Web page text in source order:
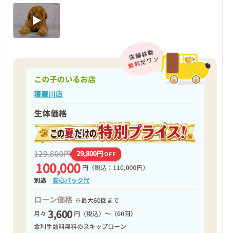
この子のいるお店
寝屋川店
生体価格
129,800円 29,800円OFF
100,000 円 （税込：110,000円）
別途安心パック代
ローン価格 ※最大60回まで
月々 3,600 円（税込）～（60回）
金利手数料無料のスキップローン